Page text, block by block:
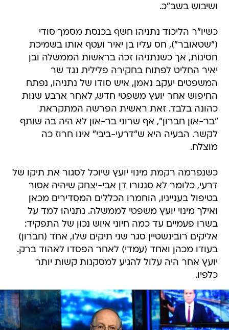
ושיבוש בשב"כ.
כשיו"ר הליכוד נתניהו חשף בכנסת מסמך סודי
("שטאובר"), חס עליו בן יאיר ועטף אותו בשמיכת
חסינות, אך כשנתניהו זכה בראשות הממשלה ובן
יאיר החליט לפתוח בחקירה פלילית נגד שר
המשפטים יעקב נאמן, איש סודו של נתניהו, נפתח
החיפוש אחר יועץ משפטי חדש, לאחר ארבע שנות
כהונה בלבד. זאת ראשית הפרשה המתקראת
"בר-און חברון", אף שרוני בר-און לא היה בה שותף
לקשר. הבעיה היא ש"דרעי-ביבי" אינו חרוז כה
מוצלח.
כשנפרמה רקמת מינוי יועץ שיוכל לסגור את תיקו של
דרעי, כלומר לא סנגורו דן אבי-יצחק שיהיה אסור
בטיפול בענייניו, הוחמרו הכללים המסדירים מכאן
ואילך מינוי יועץ משפטי לממשלה. נתניהו למד על
בשרו פעמיים עד כמה חיוני איוש נכון של התפקיד:
אליקים רובינשטיין סגר שני תיקים שלו, אחד (חברון)
בעודו מכהן ואחד (עמדי) לאחר הפסדו לאהוד ברק.
יועץ אחר היה עלול להגיע למסקנות קשות יותר
כלפיו.